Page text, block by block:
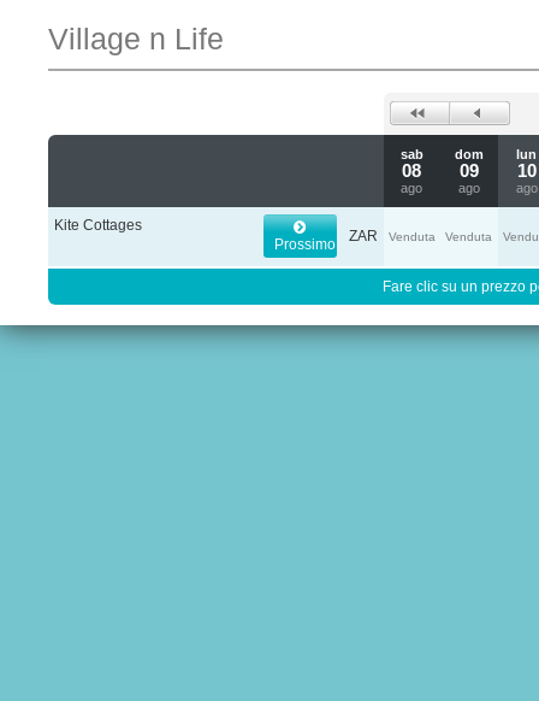
Village n Life
sab
08
ago
dom
09
ago
lun
10
ago
Kite Cottages
Prossimo
ZAR Venduta Venduta
Fare clic su un prezzo